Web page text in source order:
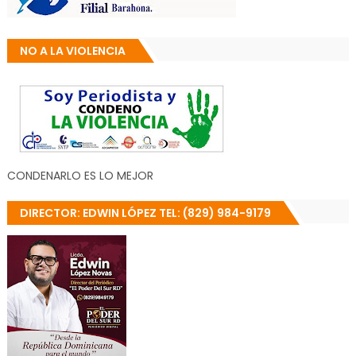
NO A LA VIOLENCIA
CONDENARLO ES LO MEJOR
DIRECTOR: EDWIN LÓPEZ TEL: (829) 984-9179